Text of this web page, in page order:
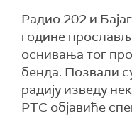
Радио 202 и
године
оснивања тог
бенда. Позвали
радију изведу
РТС објавиће